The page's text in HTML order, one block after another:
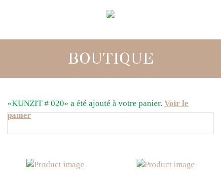
BOUTIQUE
«KUNZIT # 020» a été ajouté à votre panier. Voir le
panier